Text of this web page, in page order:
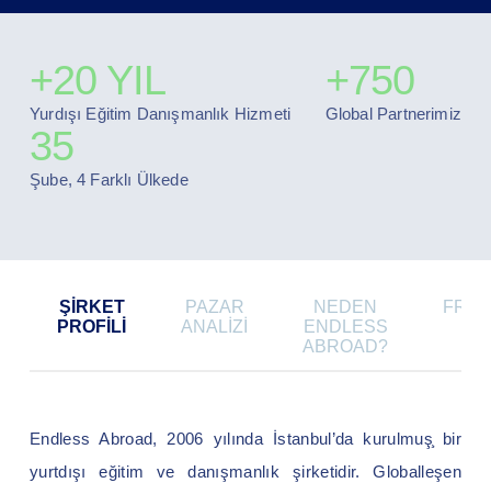
+20 YIL
Yurdışı Eğitim Danışmanlık Hizmeti
+750
Global Partnerimiz
35
Şube, 4 Farklı Ülkede
ŞIRKET
PROFILI
PAZAR
ANALIZI
NEDEN
ENDLESS
ABROAD?
Endless Abroad, 2006 yılında İstanbul’da kurulmuş̧ bir
yurtdışı eğitim ve danışmanlık şirketidir. Globalleşen